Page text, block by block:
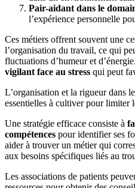
Pair-aidant dans le
l’expérience personnelle
Ces métiers offrent souvent une
l’organisation du travail, ce qui
fluctuations d’humeur et
vigilant face au stress qui peut
L’organisation et la rigueur dans
essentielles à cultiver pour limiter
Une stratégie efficace consiste à
compétences pour identifier ses
aider à trouver un métier qui
aux besoins spécifiques liés au
Les associations de patients